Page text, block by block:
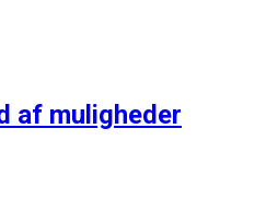
af muligheder